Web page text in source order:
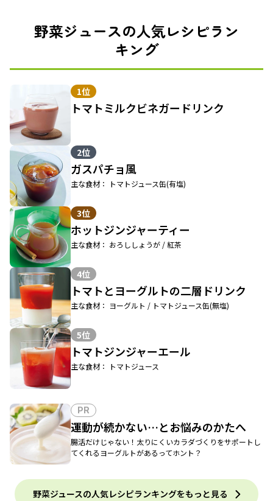
野菜ジュースの人気レシピラン
キング
1位
トマトミルクビネガードリンク
2位
ガスパチョ風
主な食材： トマトジュース缶(有塩)
3位
ホットジンジャーティー
主な食材： おろししょうが / 紅茶
4位
トマトとヨーグルトの二層ドリンク
主な食材： ヨーグルト / トマトジュース缶(無塩)
5位
トマトジンジャーエール
主な食材： トマトジュース
PR
運動が続かない…とお悩みのかたへ
腸活だけじゃない！太りにくいカラダづくりをサポートし
てくれるヨーグルトがあるってホント？
野菜ジュースの人気レシピランキングをもっと見る